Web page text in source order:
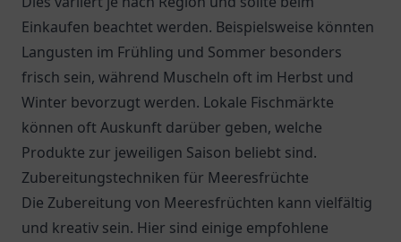
Einkaufen beachtet werden. Beispielsweise könnten
Langusten im Frühling und Sommer besonders
frisch sein, während Muscheln oft im Herbst und
Winter bevorzugt werden. Lokale Fischmärkte
können oft Auskunft darüber geben, welche
Produkte zur jeweiligen Saison beliebt sind.
Zubereitungstechniken für Meeresfrüchte
Die Zubereitung von Meeresfrüchten kann vielfältig
und kreativ sein. Hier sind einige empfohlene